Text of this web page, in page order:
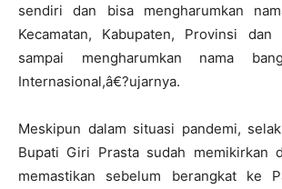
sendiri dan bisa mengharumkan
Kecamatan, Kabupaten, Provinsi dan
sampai mengharumkan nama
Internasional,â€?ujarnya.
Meskipun dalam situasi pandemi,
Bupati Giri Prasta sudah memikirkan
memastikan sebelum berangkat ke